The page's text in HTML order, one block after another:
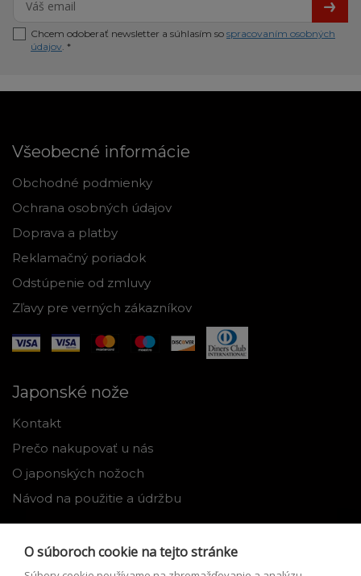
Chcem odoberať newsletter a súhlasím so spracovaním osobných
údajov. *
Všeobecné informácie
Obchodné podmienky
Ochrana osobných údajov
Doprava a platby
Reklamačný poriadok
Odstúpenie od zmluvy
Zľavy pre verných zákazníkov
Japonské nože
Kontakt
Prečo nakupovať u nás
O japonských nožoch
Návod na použitie a údržbu
O súboroch cookie na tejto stránke